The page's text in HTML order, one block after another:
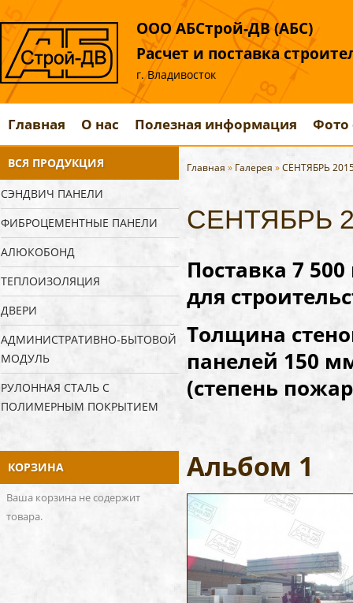
ООО АБСтрой-ДВ (АБС)
Расчет и поставка
г. Владивосток
Главная О нас Полезная информация Фото
ВСЯ ПРОДУКЦИЯ
СЭНДВИЧ ПАНЕЛИ
ФИБРОЦЕМЕНТНЫЕ ПАНЕЛИ
АЛЮКОБОНД
ТЕПЛОИЗОЛЯЦИЯ
ДВЕРИ
АДМИНИСТРАТИВНО-БЫТОВОЙ
МОДУЛЬ
РУЛОННАЯ СТАЛЬ С
ПОЛИМЕРНЫМ ПОКРЫТИЕМ
КОРЗИНА
Ваша корзина не содержит
товара.
Главная » Галерея »СЕНТЯБРЬ
СЕНТЯБРЬ
Поставка 7
для
Толщина
панелей 150
(степень
Альбом 1